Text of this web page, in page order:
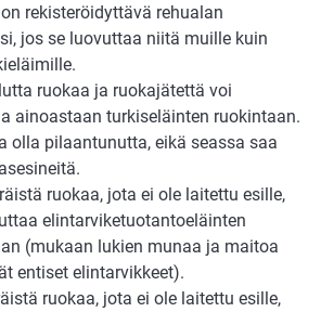
rekisteröidyttävä rehualan
jos se luovuttaa niitä muille kuin
ruokaa ja ruokajätettä voi
ainoastaan turkiseläinten ruokintaan.
olla pilaantunutta, eikä seassa saa
ruokaa, jota ei ole laitettu esille,
elintarviketuotantoeläinten
(mukaan lukien munaa ja maitoa
entiset elintarvikkeet).
ruokaa, jota ei ole laitettu esille,